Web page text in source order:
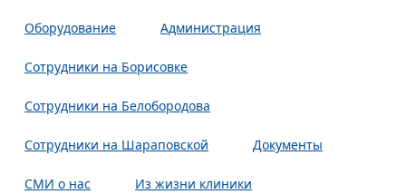
Оборудование Администрация
Сотрудники на Борисовке
Сотрудники на Белобородова
Сотрудники на Шараповской Документы
СМИ о нас Из жизни клиники